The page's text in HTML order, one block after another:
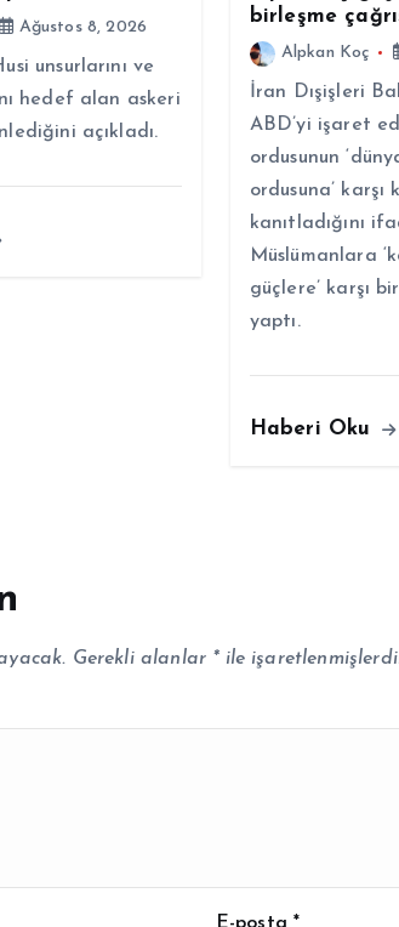
Ağustos 8, 2026
unsurlarını ve
hedef alan askeri
açıkladı.
birleşme
Alpkan Koç
İran Dışişleri
ABD’yi işaret
ordusunun
ordusuna’
kanıtladığını
Müslümanlara
güçlere’ karşı
yaptı.
Haberi Oku
Gerekli alanlar *ile